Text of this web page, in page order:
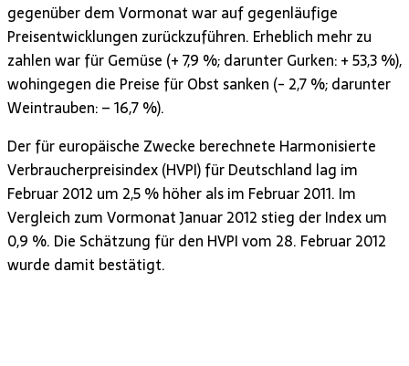
gegenüber dem Vormonat war auf gegenläufige
Preisentwicklungen zurückzuführen. Erheblich mehr zu
zahlen war für Gemüse (+ 7,9 %; darunter Gurken: + 53,3 %),
wohingegen die Preise für Obst sanken (- 2,7 %; darunter
Weintrauben: – 16,7 %).
Der für europäische Zwecke berechnete Harmonisierte
Verbraucherpreisindex (HVPI) für Deutschland lag im
Februar 2012 um 2,5 % höher als im Februar 2011. Im
Vergleich zum Vormonat Januar 2012 stieg der Index um
0,9 %. Die Schätzung für den HVPI vom 28. Februar 2012
wurde damit bestätigt.